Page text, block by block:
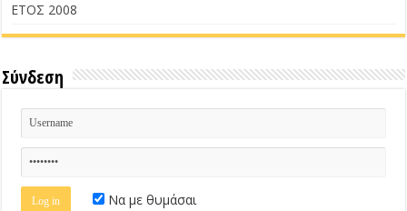
ΕΤΟΣ 2008
Σύνδεση
Να με θυμάσαι